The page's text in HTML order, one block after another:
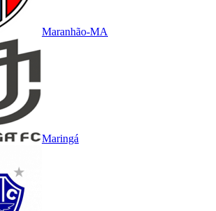
Maranhão-MA
Maringá